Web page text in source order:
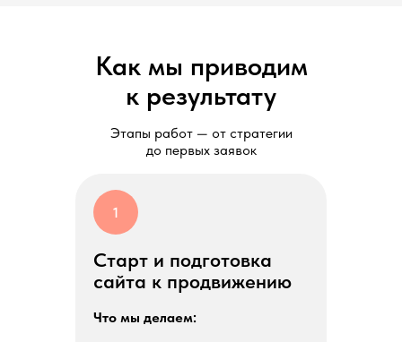
1
Старт и подготовка
сайта к продвижению
Что мы делаем:
Этапы работ — от стратегии
до первых заявок
Как мы приводим
к результату